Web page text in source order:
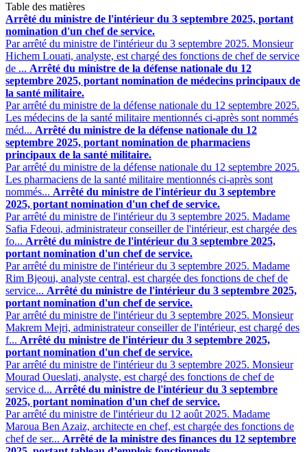
Table des matières
Arrêté du ministre de l'intérieur du 3 septembre 2025, portant
nomination d'un chef de service.
Par arrêté du ministre de l'intérieur du 3 septembre 2025. Monsieur
Hichem Louati, analyste, est chargé des fonctions de chef de service
de ... Arrêté du ministre de la défense nationale du 12
septembre 2025, portant nomination de médecins principaux de
la santé militaire.
Par arrêté du ministre de la défense nationale du 12 septembre 2025.
Les médecins de la santé militaire mentionnés ci-après sont nommés
méd... Arrêté du ministre de la défense nationale du 12
septembre 2025, portant nomination de pharmaciens
principaux de la santé militaire.
Par arrêté du ministre de la défense nationale du 12 septembre 2025.
Les pharmaciens de la santé militaire mentionnés ci-après sont
nommés... Arrêté du ministre de l'intérieur du 3 septembre
2025, portant nomination d'un chef de service.
Par arrêté du ministre de l'intérieur du 3 septembre 2025. Madame
Safia Fdeoui, administrateur conseiller de l'intérieur, est chargée des
fo... Arrêté du ministre de l'intérieur du 3 septembre 2025,
portant nomination d'un chef de service.
Par arrêté du ministre de l'intérieur du 3 septembre 2025. Madame
Rim Bjeoui, analyste central, est chargée des fonctions de chef de
service... Arrêté du ministre de l'intérieur du 3 septembre 2025,
portant nomination d'un chef de service.
Par arrêté du ministre de l'intérieur du 3 septembre 2025. Monsieur
Makrem Mejri, administrateur conseiller de l'intérieur, est chargé des
f... Arrêté du ministre de l'intérieur du 3 septembre 2025,
portant nomination d'un chef de service.
Par arrêté du ministre de l'intérieur du 3 septembre 2025. Monsieur
Mourad Oueslati, analyste, est chargé des fonctions de chef de
service d... Arrêté du ministre de l'intérieur du 3 septembre
2025, portant nomination d'un chef de service.
Par arrêté du ministre de l'intérieur du 12 août 2025. Madame
Maroua Ben Azaiz, architecte en chef, est chargée des fonctions de
chef de ser... Arrêté de la ministre des finances du 12 septembre